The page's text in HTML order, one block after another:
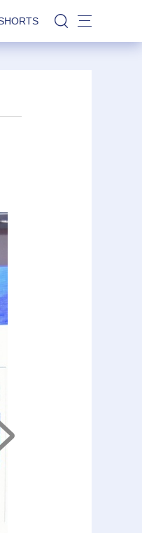
站内搜索